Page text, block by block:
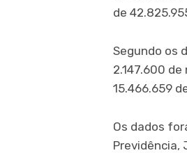
de
Segundo os
2.147.600
15.466.659
Os dados
Previdência,